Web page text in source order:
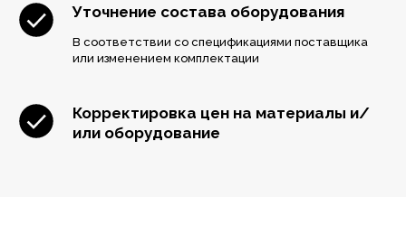
Уточнение состава оборудования
В соответствии со спецификациями поставщика
или изменением комплектации
Корректировка цен на материалы и/
или оборудование